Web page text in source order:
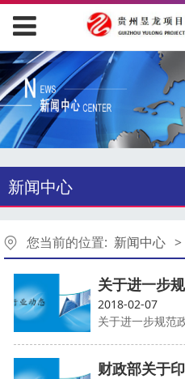
新闻中心
您当前的位置: 新闻中心 >
2018-02-07
关于进一步规范